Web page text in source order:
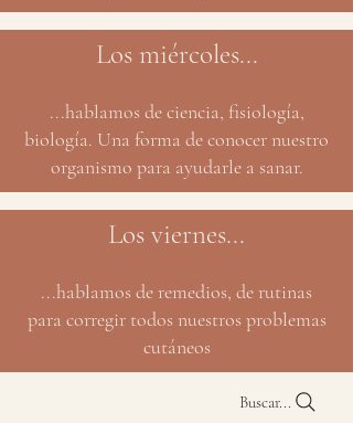
Los miércoles...
...hablamos de ciencia, fisiología,
biología. Una forma de conocer nuestro
organismo para ayudarle a sanar.
Los viernes...
...hablamos de remedios, de rutinas
para corregir todos nuestros problemas
cutáneos
Buscar...